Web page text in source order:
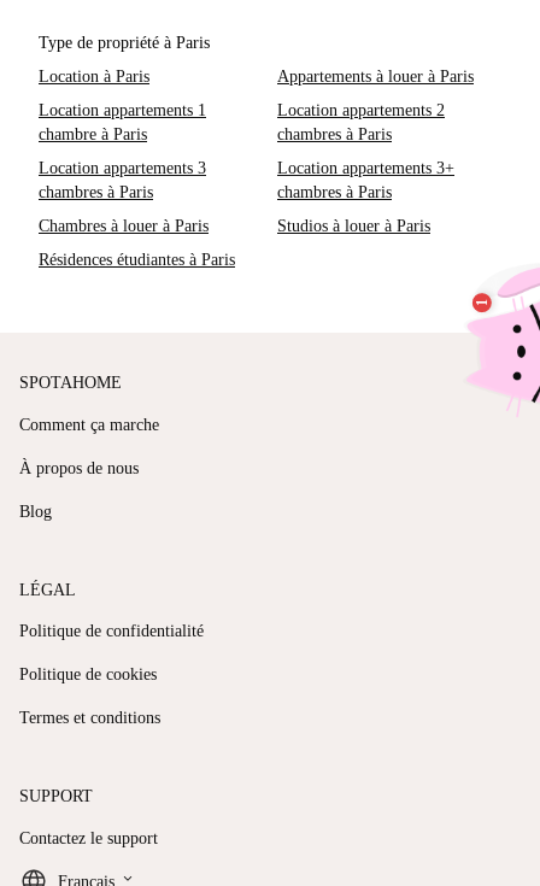
Type de propriété à Paris
Location à Paris
Appartements à louer à Paris
Location appartements 1
chambre à Paris
Location appartements 2
chambres à Paris
Location appartements 3
chambres à Paris
Location appartements 3+
chambres à Paris
Chambres à louer à Paris
Studios à louer à Paris
Résidences étudiantes à Paris
SPOTAHOME
Comment ça marche
À propos de nous
Blog
LÉGAL
Politique de confidentialité
Politique de cookies
Termes et conditions
SUPPORT
Contactez le support
Français keyboard_arrow_down